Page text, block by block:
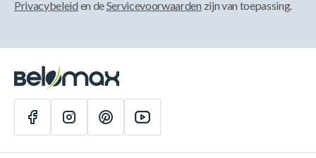
Privacybeleid en deServicevoorwaarden zijn van toepassing.